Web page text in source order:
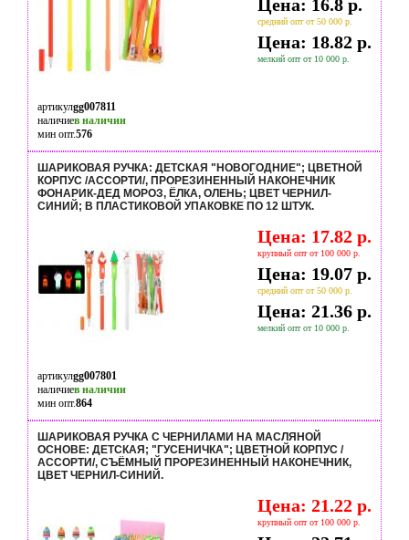
Цена: 16.8 р.
средний опт от 50 000 р.
Цена: 18.82 р.
мелкий опт от 10 000 р.
артикулgg007811
наличиев наличии
мин опт.576
ШАРИКОВАЯ РУЧКА: ДЕТСКАЯ "НОВОГОДНИЕ"; ЦВЕТНОЙ
КОРПУС /АССОРТИ/, ПРОРЕЗИНЕННЫЙ НАКОНЕЧНИК
ФОНАРИК-ДЕД МОРОЗ, ЁЛКА, ОЛЕНЬ; ЦВЕТ ЧЕРНИЛ-
СИНИЙ; В ПЛАСТИКОВОЙ УПАКОВКЕ ПО 12 ШТУК.
Цена: 17.82 р.
крупный опт от 100 000 р.
Цена: 19.07 р.
средний опт от 50 000 р.
Цена: 21.36 р.
мелкий опт от 10 000 р.
артикулgg007801
наличиев наличии
мин опт.864
ШАРИКОВАЯ РУЧКА С ЧЕРНИЛАМИ НА МАСЛЯНОЙ
ОСНОВЕ: ДЕТСКАЯ; "ГУСЕНИЧКА"; ЦВЕТНОЙ КОРПУС /
АССОРТИ/, СЪЁМНЫЙ ПРОРЕЗИНЕННЫЙ НАКОНЕЧНИК,
ЦВЕТ ЧЕРНИЛ-СИНИЙ.
Цена: 21.22 р.
крупный опт от 100 000 р.